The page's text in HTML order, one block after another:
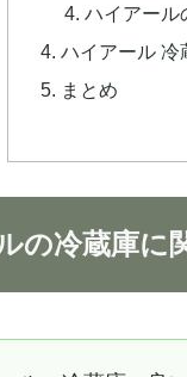
ハイアール
ハイアール 冷
まとめ
の冷蔵庫に